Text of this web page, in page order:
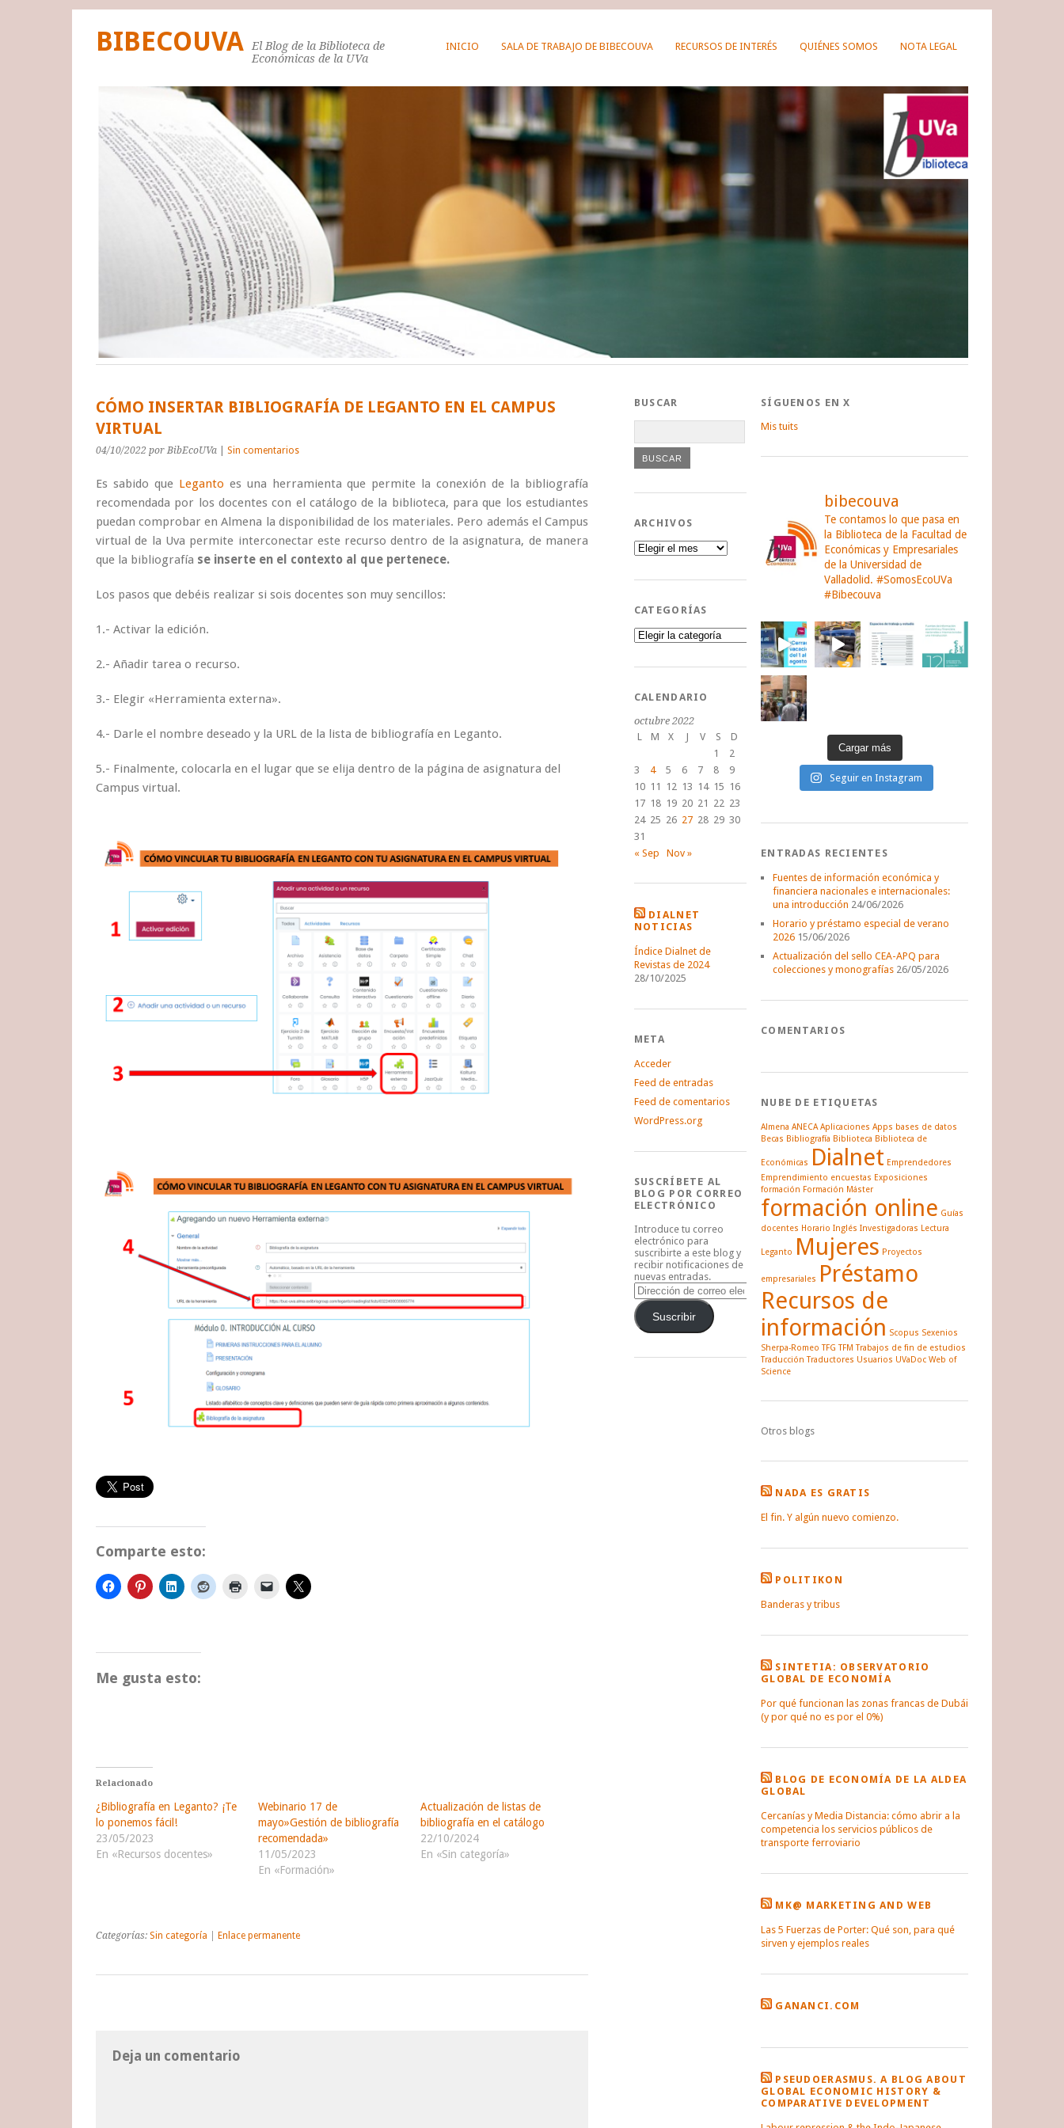
INICIO SALA DE TRABAJO DE BIBECOUVA RECURSOS DE INTERÉS QUIÉNES SOMOS NOTA LEGAL
BIBECOUVA
El Blog de la Biblioteca de
Económicas de la UVa
CÓMO INSERTAR BIBLIOGRAFÍA DE LEGANTO EN EL CAMPUS
VIRTUAL
04/10/2022 por BibEcoUVa Sin comentarios
Es sabido queLeganto es una herramienta que permite la conexión de la bibliografía
recomendada por los docentes con el catálogo de la biblioteca, para que los estudiantes
puedan comprobar en Almena la disponibilidad de los materiales. Pero además el Campus
virtual de la Uva permite interconectar este recurso dentro de la asignatura, de manera
que la bibliografía se inserte en el contexto al que pertenece.
Los pasos que debéis realizar si sois docentes son muy sencillos:
1.- Activar la edición.
2.- Añadir tarea o recurso.
3.- Elegir «Herramienta externa».
4.- Darle el nombre deseado y la URL de la lista de bibliografía en Leganto.
5.- Finalmente, colocarla en el lugar que se elija dentro de la página de asignatura del
Campus virtual.
Comparte esto:
Me gusta esto:
Relacionado
¿Bibliografía en Leganto? ¡Te
lo ponemos fácil!
23/05/2023
En «Recursos docentes»
Webinario 17 de
mayo»Gestión de bibliografía
recomendada»
11/05/2023
En «Formación»
Actualización de listas de
bibliografía en el catálogo
22/10/2024
En «Sin categoría»
Categorías: Sin categoría Enlace permanente
Deja un comentario
BUSCAR
ARCHIVOS
Archivos
CATEGORÍAS
Categorías
CALENDARIO
octubre 2022
L
M X J V S
D
1
2
3
4 5 6 7 8
9
10 11 12 13 14 15 16
17 18 19 20 21 22 23
24 25 26 27 28 29 30
31
« Sep
Nov »
DIALNET
NOTICIAS
Índice Dialnet de
Revistas de 2024
28/10/2025
META
Acceder
Feed de entradas
Feed de comentarios
WordPress.org
SUSCRÍBETE AL
BLOG POR CORREO
ELECTRÓNICO
Introduce tu correo
electrónico para
suscribirte a este blog y
recibir notificaciones de
nuevas entradas.
Dirección
de
correo
electrónico
Suscribir
SÍGUENOS EN X
Mis tuits
bibecouva
Te contamos lo que pasa en
la Biblioteca de la Facultad de
Económicas y Empresariales
de la Universidad de
Valladolid. #SomosEcoUVa
#Bibecouva
Cargar más
Seguir en Instagram
ENTRADAS RECIENTES
Fuentes de información económica y
financiera nacionales e internacionales:
una introducción 24/06/2026
Horario y préstamo especial de verano
2026 15/06/2026
Actualización del sello CEA-APQ para
colecciones y monografías 26/05/2026
COMENTARIOS
NUBE DE ETIQUETAS
Almena ANECA Aplicaciones Apps bases de datos
Becas Bibliografía Biblioteca Biblioteca de
Económicas Dialnet Emprendedores
Emprendimiento encuestas Exposiciones
formación Formación Máster
formación online Guías
docentes Horario Inglés Investigadoras Lectura
Leganto Mujeres Proyectos
empresariales Préstamo
Recursos de
información Scopus Sexenios
Sherpa-Romeo TFG TFM Trabajos de fin de estudios
Traducción Traductores Usuarios UVaDoc Web of
Science
Otros blogs
NADA ES GRATIS
El fin. Y algún nuevo comienzo.
POLITIKON
Banderas y tribus
SINTETIA: OBSERVATORIO
GLOBAL DE ECONOMÍA
Por qué funcionan las zonas francas de Dubái
(y por qué no es por el 0%)
BLOG DE ECONOMÍA DE LA ALDEA
GLOBAL
Cercanías y Media Distancia: cómo abrir a la
competencia los servicios públicos de
transporte ferroviario
MK@ MARKETING AND WEB
Las 5 Fuerzas de Porter: Qué son, para qué
sirven y ejemplos reales
GANANCI.COM
PSEUDOERASMUS. A BLOG ABOUT
GLOBAL ECONOMIC HISTORY &
COMPARATIVE DEVELOPMENT